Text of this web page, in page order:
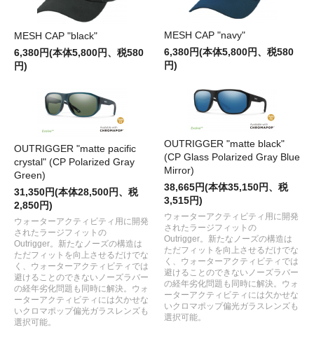
MESH CAP "black"
6,380円(本体5,800円、税580
円)
MESH CAP "navy"
6,380円(本体5,800円、税580
円)
OUTRIGGER "matte pacific
crystal" (CP Polarized Gray
Green)
31,350円(本体28,500円、税
2,850円)
ウォーターアクティビティ用に開発
されたラージフィットの
Outrigger。新たなノーズの構造は
ただフィットを向上させるだけでな
く、ウォーターアクティビティでは
避けることのできないノーズラバー
の経年劣化問題も同時に解決。ウォ
ーターアクティビティには欠かせな
いクロマポップ偏光ガラスレンズも
選択可能。
OUTRIGGER "matte black"
(CP Glass Polarized Gray Blue
Mirror)
38,665円(本体35,150円、税
3,515円)
ウォーターアクティビティ用に開発
されたラージフィットの
Outrigger。新たなノーズの構造は
ただフィットを向上させるだけでな
く、ウォーターアクティビティでは
避けることのできないノーズラバー
の経年劣化問題も同時に解決。ウォ
ーターアクティビティには欠かせな
いクロマポップ偏光ガラスレンズも
選択可能。